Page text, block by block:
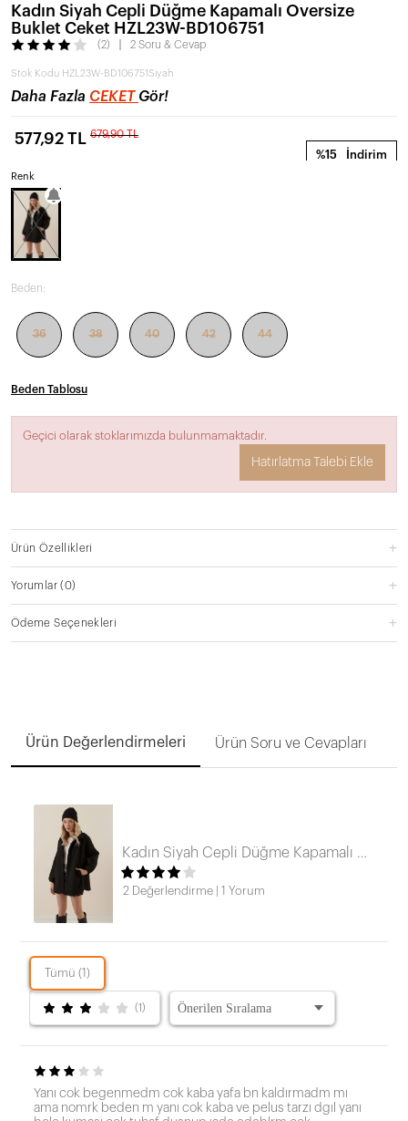
Kadın Siyah Cepli Düğme Kapamalı Oversize
Buklet Ceket HZL23W-BD106751
(2) 2 Soru & Cevap
Stok Kodu HZL23W-BD106751Siyah
Daha Fazla CEKET Gör!
%15 İndirim
577,92 TL 679,90 TL
Renk
Beden:
36 38 40 42 44
Beden Tablosu
Geçici olarak stoklarımızda bulunmamaktadır.
Hatırlatma Talebi Ekle
Ürün Özellikleri
Yorumlar(0)
Ödeme Seçenekleri
Ürün Değerlendirmeleri Ürün Soru ve Cevapları
Kadın Siyah Cepli Düğme Kapamalı Oversize Buklet Ceket HZL23W-BD106751
2 Değerlendirme 1 Yorum
Tümü (1)
(1)
Yanı cok begenmedm cok kaba yafa bn kaldırmadm mı
ama nomrk beden m yanı cok kaba ve pelus tarzı dgıl yanı